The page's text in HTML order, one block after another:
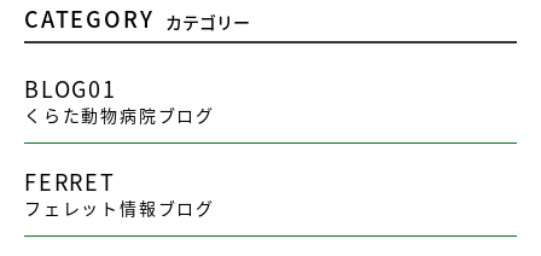
CATEGORY カテゴリー
BLOG01
くらた動物病院ブログ
FERRET
フェレット情報ブログ